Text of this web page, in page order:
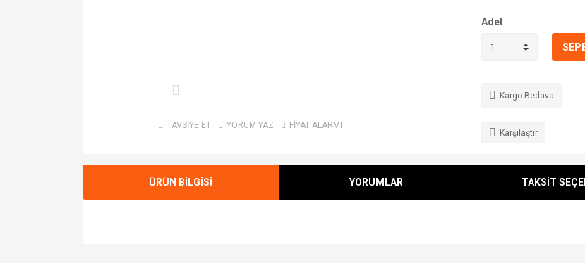
TAVSİYE ET YORUM YAZ FİYAT ALARMI
Adet
Kargo Bedava
Karşılaştır
ÜRÜN BİLGİSİ YORUMLAR TAKSİT